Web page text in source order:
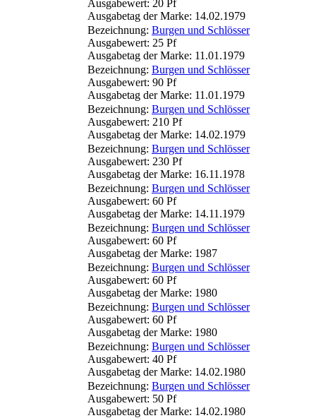
Ausgabewert: 20 Pf
Ausgabetag der Marke: 14.02.1979
Bezeichnung: Burgen und Schlösser
Ausgabewert: 25 Pf
Ausgabetag der Marke: 11.01.1979
Bezeichnung: Burgen und Schlösser
Ausgabewert: 90 Pf
Ausgabetag der Marke: 11.01.1979
Bezeichnung: Burgen und Schlösser
Ausgabewert: 210 Pf
Ausgabetag der Marke: 14.02.1979
Bezeichnung: Burgen und Schlösser
Ausgabewert: 230 Pf
Ausgabetag der Marke: 16.11.1978
Bezeichnung: Burgen und Schlösser
Ausgabewert: 60 Pf
Ausgabetag der Marke: 14.11.1979
Bezeichnung: Burgen und Schlösser
Ausgabewert: 60 Pf
Ausgabetag der Marke: 1987
Bezeichnung: Burgen und Schlösser
Ausgabewert: 60 Pf
Ausgabetag der Marke: 1980
Bezeichnung: Burgen und Schlösser
Ausgabewert: 60 Pf
Ausgabetag der Marke: 1980
Bezeichnung: Burgen und Schlösser
Ausgabewert: 40 Pf
Ausgabetag der Marke: 14.02.1980
Bezeichnung: Burgen und Schlösser
Ausgabewert: 50 Pf
Ausgabetag der Marke: 14.02.1980